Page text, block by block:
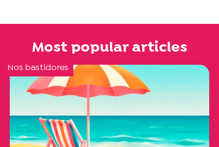
Most popular articles
Nos bastidores